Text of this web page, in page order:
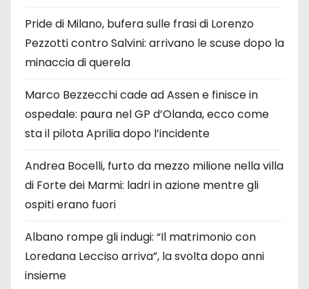
Pride di Milano, bufera sulle frasi di Lorenzo
Pezzotti contro Salvini: arrivano le scuse dopo la
minaccia di querela
Marco Bezzecchi cade ad Assen e finisce in
ospedale: paura nel GP d’Olanda, ecco come
sta il pilota Aprilia dopo l’incidente
Andrea Bocelli, furto da mezzo milione nella villa
di Forte dei Marmi: ladri in azione mentre gli
ospiti erano fuori
Albano rompe gli indugi: “Il matrimonio con
Loredana Lecciso arriva”, la svolta dopo anni
insieme